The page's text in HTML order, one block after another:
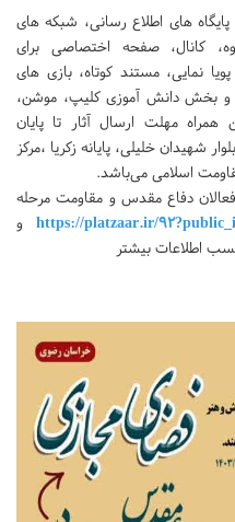
های اطلاع رسانی، شبکه های
کانال، صفحه اختصاصی برای
نمایی، مستند کوتاه، بازی های
و بخش دانش آموزی کلیپ، موشن،
همراه مهلت ارسال آثار تا پایان
بلوار شهیدان خلیلی، پایانه زکریا ،مرکز
اسلامی می‌باشد.
دفاع مقدس و مقاومت مرحله
https://platzaar.ir/
و
اطلاعات بیشتر